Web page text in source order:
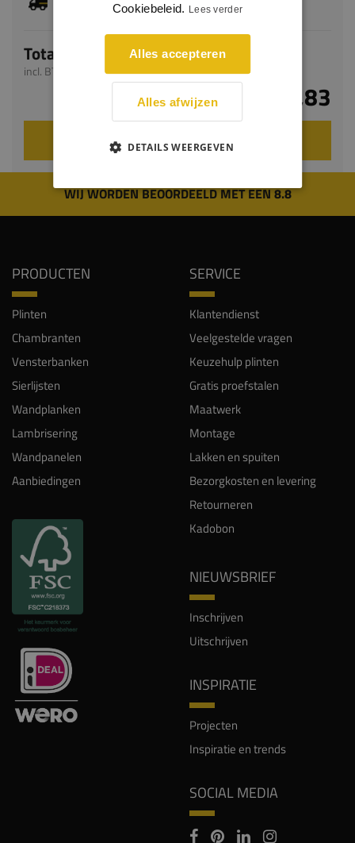
bedraagt 1-3 werkdagen
Totaal
incl. BTW
€ 8,83
VOEG TOE AAN WINKELWAGEN
WIJ WORDEN BEOORDEELD MET EEN 8.8
PRODUCTEN
Plinten
Chambranten
Vensterbanken
Sierlijsten
Wandplanken
Lambrisering
Wandpanelen
Aanbiedingen
SERVICE
Klantendienst
Veelgestelde vragen
Keuzehulp plinten
Gratis proefstalen
Maatwerk
Montage
Lakken en spuiten
Bezorgkosten en levering
Retourneren
Kadobon
NIEUWSBRIEF
Inschrijven
Uitschrijven
INSPIRATIE
Projecten
Inspiratie en trends
SOCIAL MEDIA
Cookiebeleid. Lees verder
Alles accepteren
Alles afwijzen
DETAILS WEERGEVEN